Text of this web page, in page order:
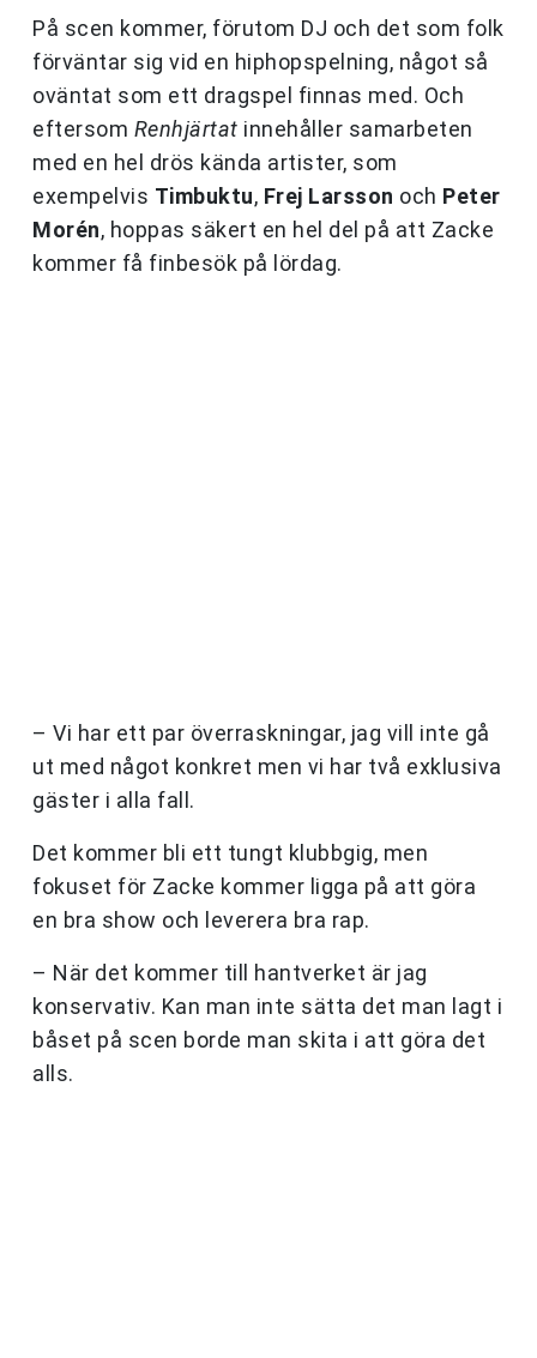
På scen kommer, förutom DJ och det som folk
förväntar sig vid en hiphopspelning, något så
oväntat som ett dragspel finnas med. Och
eftersom Renhjärtat innehåller samarbeten
med en hel drös kända artister, som
exempelvis Timbuktu, Frej Larsson och Peter
Morén, hoppas säkert en hel del på att Zacke
kommer få finbesök på lördag.
– Vi har ett par överraskningar, jag vill inte gå
ut med något konkret men vi har två exklusiva
gäster i alla fall.
Det kommer bli ett tungt klubbgig, men
fokuset för Zacke kommer ligga på att göra
en bra show och leverera bra rap.
– När det kommer till hantverket är jag
konservativ. Kan man inte sätta det man lagt i
båset på scen borde man skita i att göra det
alls.